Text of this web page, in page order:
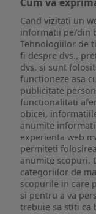
Cand vizitati un
informatii pe/din
Tehnologiilor de
fi despre dvs.,
dvs. si sunt
functioneze asa
publicitate
functionalitati
obicei,
anumite
experienta web
permiteti
anumite scopuri.
categoriilor de
scopurile in care
si pentru a va
trebuie sa stiti ca